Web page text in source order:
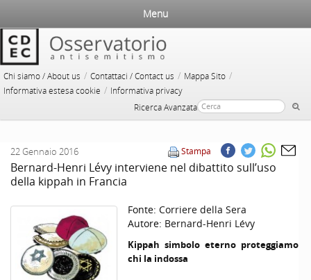
Chi siamo / About us / Contattaci / Contact us / Mappa Sito /
Informativa estesa cookie / Informativa privacy
Ricerca Avanzata
Menu
Stampa
22 Gennaio 2016
Bernard-Henri Lévy interviene nel dibattito sull’uso
della kippah in Francia
Fonte: Corriere della Sera
Autore: Bernard-Henri Lévy
Kippah simbolo eterno proteggiamo
chi la indossa